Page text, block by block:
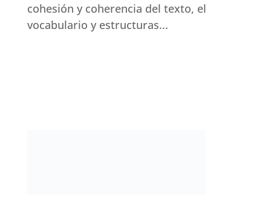
cohesión y coherencia del texto, el
vocabulario y estructuras...